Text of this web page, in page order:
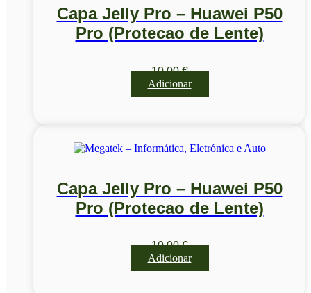
Capa Jelly Pro – Huawei P50
Pro (Protecao de Lente)
10,00€
Adicionar
Capa Jelly Pro – Huawei P50
Pro (Protecao de Lente)
10,00€
Adicionar